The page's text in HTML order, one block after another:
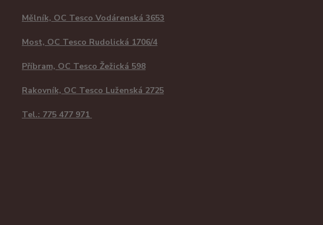
Mělník, OC Tesco Vodárenská 3653
Most, OC Tesco Rudolická 1706/4
Příbram, OC Tesco Žežická 598
Rakovník, OC Tesco Luženská 2725
Tel.: 775 477 971